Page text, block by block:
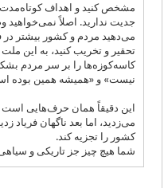
مشخص کنید و اهداف کوتاه‌مدت
جدیت ندارید. اصلاً نمی‌خواهید
می‌دهید مردم و کشور بیشتر در
تحقیر و تخریب کنید، به این
کاسه‌کوزه‌ها را بر سر مردم
نیست» و «همیشه همین بوده
این دقیقاً همان حرف‌هایی است
می‌زدید، اما بعد ناگهان فریاد
کشور را تجزیه کند.
شما هیچ چیز جز تاریکی و